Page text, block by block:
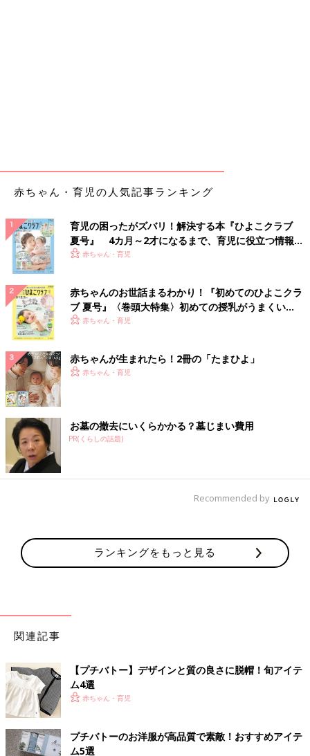
出典：Instagramアカウント「asami3km」
amiさんはこちらのロンパースを購入。「第二の肌」と呼ばれる
やわらかな手触りのオーガニックコットンを使用しているんだそ
う。プリンセスと動物たちのプリント、黄色いハートとどちらも
キュートな絵柄ですね！
チェックのグレーカラーで着回しにもバッチリ！
赤ちゃん・育児の人気記事ランキング
育児の困ったがズバリ！解決する本『ひよこクラブ
夏号』 4カ月～2才になるまで、育児に役立つ情報が
いっぱい！
赤ちゃん・育児
赤ちゃんのお世話まるわかり！『初めてのひよこクラ
ブ 夏号』〈巻頭大特集〉初めての授乳がうまくい
く！ おっぱい・ミルクの基本と夏のトラブル 解決テ
赤ちゃん・育児
赤ちゃんが生まれたら！2冊の「たまひよ」
赤ちゃん・育児
お墓の撤去にいくらかかる？墓じまい費用
PR(くらしの話題)
Recommended by
ランキングをもっと見る
関連記事
【プチバトー】デザインと質の良さに脱帽！旬アイテ
ム4選
赤ちゃん・育児
プチバトーのお洋服が高品質で素敵！おすすめアイテ
ム5選